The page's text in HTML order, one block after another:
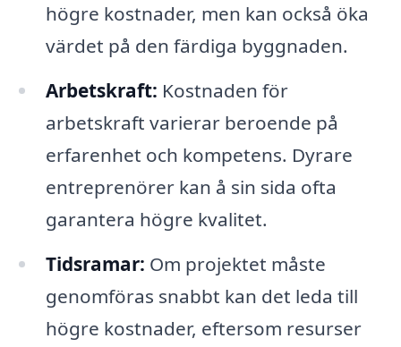
högre kostnader, men kan också öka
värdet på den färdiga byggnaden.
Arbetskraft: Kostnaden för
arbetskraft varierar beroende på
erfarenhet och kompetens. Dyrare
entreprenörer kan å sin sida ofta
garantera högre kvalitet.
Tidsramar: Om projektet måste
genomföras snabbt kan det leda till
högre kostnader, eftersom resurser